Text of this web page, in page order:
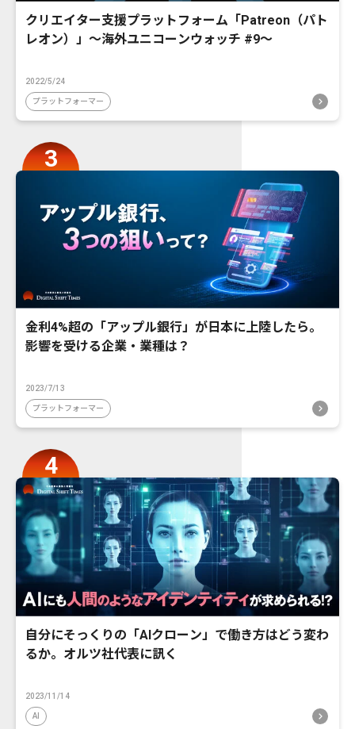
クリエイター支援プラットフォーム「Patreon（パト
レオン）」〜海外ユニコーンウォッチ #9〜
2022/5/24
プラットフォーマー
金利4%超の「アップル銀行」が日本に上陸したら。
影響を受ける企業・業種は？
2023/7/13
プラットフォーマー
自分にそっくりの「AIクローン」で働き方はどう変わ
るか。オルツ社代表に訊く
2023/11/14
AI